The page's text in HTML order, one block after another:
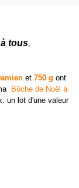
tous,
et 750 g ont
Bûche de Noël à
un lot d'une valeur